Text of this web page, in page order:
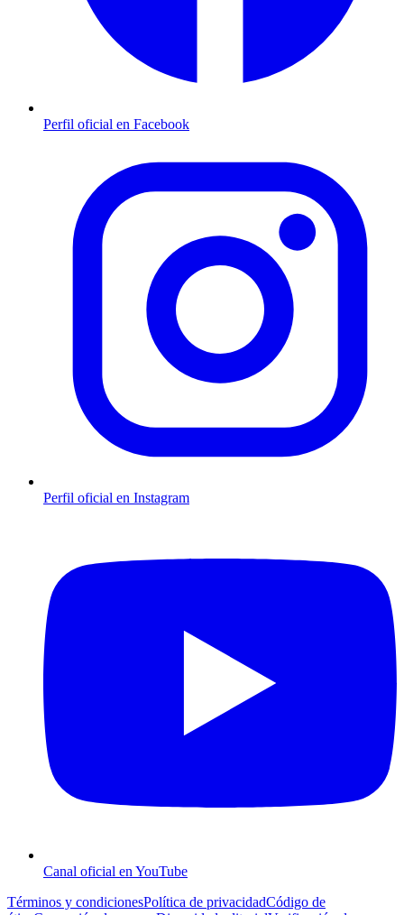
Perfil oficial en Facebook
Perfil oficial en Instagram
Canal oficial en YouTube
Términos y condicionesPolítica de privacidadCódigo de